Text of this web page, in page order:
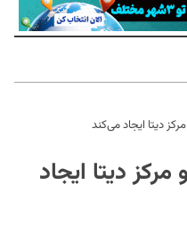
دیتا ایجاد می‌کند
دیتا ایجاد